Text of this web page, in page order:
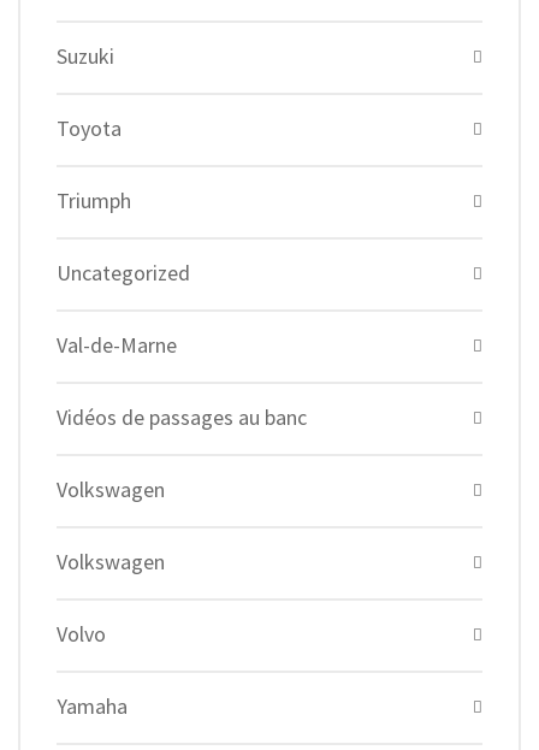
Suzuki
Toyota
Triumph
Uncategorized
Val-de-Marne
Vidéos de passages au banc
Volkswagen
Volkswagen
Volvo
Yamaha